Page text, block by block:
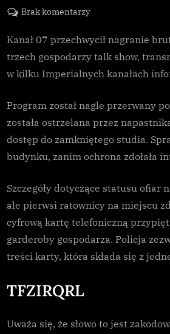
on
Brak komentarzydo
podczas
transmisji
show
Kanał 07 przechwycił nagranie
trzech gospodarzy talk show,
w kilku Imperialnych kanałach
Program został nagle przerwany
została ostrzelana przez
dostęp do zamkniętego studia.
budynku, zanim ochrona zdołała
Szczegóły dotyczące statusu ofiar
ale pierwsi ratownicy na miejscu
cyfrową kartę telefoniczną
garderoby gospodarza. Policja
treści karty, która składa się z
TFZIRQRL
Uważa się, że słowo to jest